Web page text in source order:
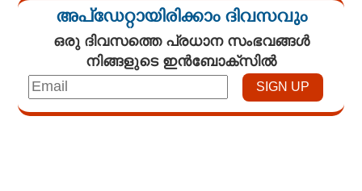
അപ്ഡേറ്റായിരിക്കാം ദിവസവും
ഒരു ദിവസത്തെ പ്രധാന സംഭവങ്ങൾ
നിങ്ങളുടെ ഇൻബോക്സിൽ